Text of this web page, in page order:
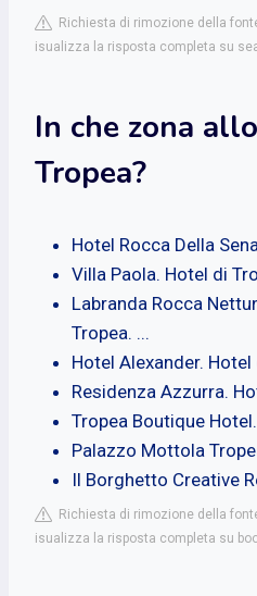
Richiesta di rimozione della
isualizza la risposta completa su
In che zona
Tropea?
Hotel Rocca Della
Villa Paola. Hotel di
Labranda Rocca
Tropea. ...
Hotel Alexander. Hotel
Residenza Azzurra.
Tropea Boutique
Palazzo Mottola
Il Borghetto Creative
Richiesta di rimozione della
isualizza la risposta completa su